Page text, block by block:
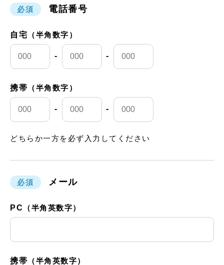
必須 電話番号
自宅 （半角数字）
- -
携帯 （半角数字）
- -
どちらか一方を必ず入力してください
必須 メール
PC （半角英数字）
携帯 （半角英数字）